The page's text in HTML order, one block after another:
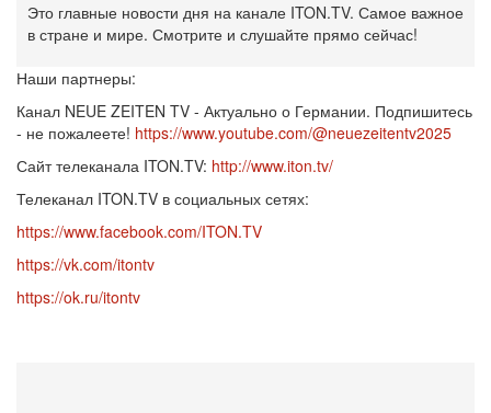
Это главные новости дня на канале ITON.TV. Самое важное
в стране и мире. Смотрите и слушайте прямо сейчас!
Наши партнеры:
Канал NEUE ZEITEN TV - Актуально о Германии. Подпишитесь
- не пожалеете! https://www.youtube.com/@neuezeitentv2025
Сайт телеканала ITON.TV: http://www.iton.tv/
Телеканал ITON.TV в социальных сетях:
https://www.facebook.com/ITON.TV
https://vk.com/itontv
https://ok.ru/itontv